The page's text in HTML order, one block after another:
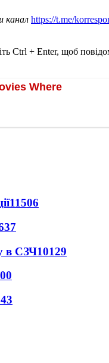
канал https://t.me/
Ctrl + Enter, щоб
11506
в СЗЧ10129